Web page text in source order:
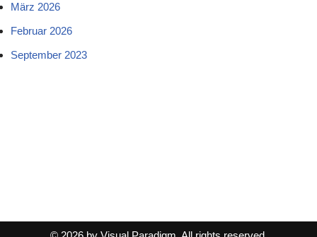
März 2026
Februar 2026
September 2023